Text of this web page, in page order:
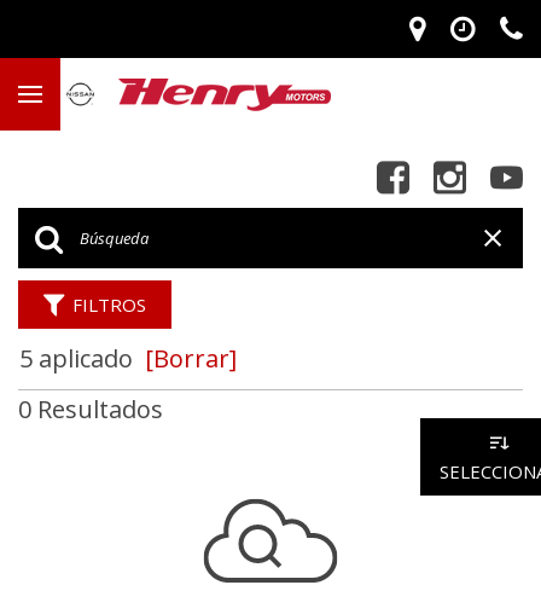
FILTROS
5 aplicado [Borrar]
0 Resultados